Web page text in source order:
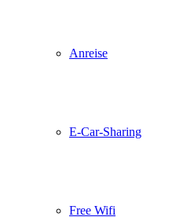
Anreise
E-Car-Sharing
Free Wifi